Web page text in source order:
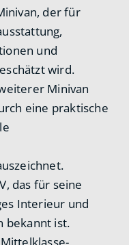
der für
und
wird.
Minivan
eine praktische
das für seine
Interieur und
bekannt ist.